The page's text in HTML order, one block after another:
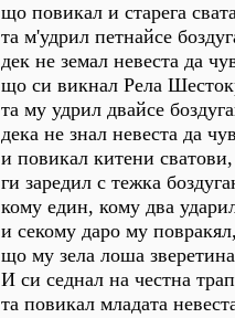
що повикал и старега
та м'удрил петнайсе
дек не земал невеста да
що си викнал Рела
та му удрил двайсе
дека не знал невеста да
и повикал китени сватови,
ги заредил с тежка
кому един, кому два
и секому даро му
що му зела лоша
И си седнал на честна
та повикал младата